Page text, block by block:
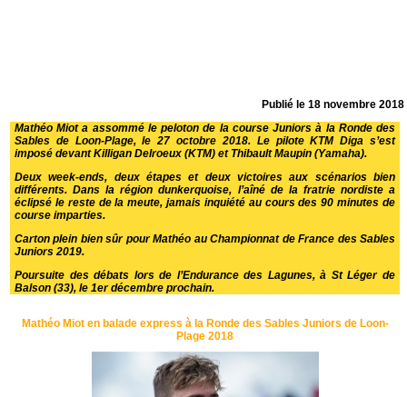
Publié le18 novembre 2018
Mathéo Miot a assommé le peloton de la course Juniors à la Ronde des
Sables de Loon-Plage, le 27 octobre 2018. Le pilote KTM Diga s’est
imposé devant Killigan Delroeux (KTM) et Thibault Maupin (Yamaha).
Deux week-ends, deux étapes et deux victoires aux scénarios bien
différents. Dans la région dunkerquoise, l’aîné de la fratrie nordiste a
éclipsé le reste de la meute, jamais inquiété au cours des 90 minutes de
course imparties.
Carton plein bien sûr pour Mathéo au Championnat de France des Sables
Juniors 2019.
Poursuite des débats lors de l’Endurance des Lagunes, à St Léger de
Balson (33), le 1er décembre prochain.
Mathéo Miot en balade express à la Ronde des Sables Juniors de Loon-
Plage 2018